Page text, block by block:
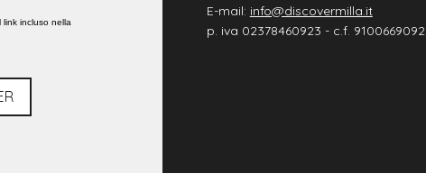
link incluso nella
E-mail: info@discovermilla.it
p. iva 02378460923 - c.f.